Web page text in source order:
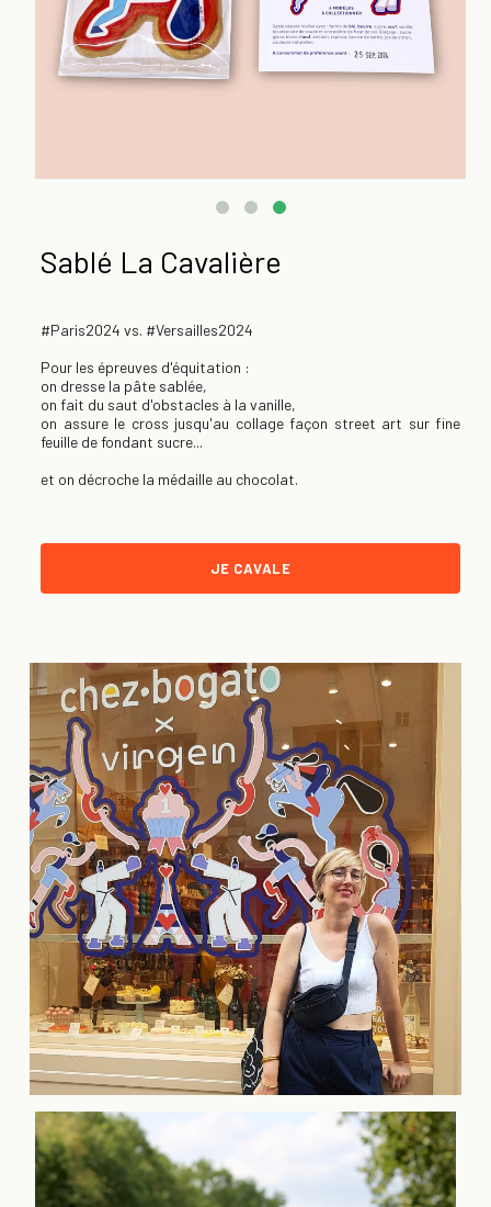
Sablé La Cavalière
#Paris2024 vs. #Versailles2024
Pour les épreuves d'équitation :
on dresse la pâte sablée,
on fait du saut d'obstacles à la vanille,
on assure le cross jusqu'au collage façon street art sur fine
feuille de fondant sucre...
et on décroche la médaille au chocolat.
JE CAVALE